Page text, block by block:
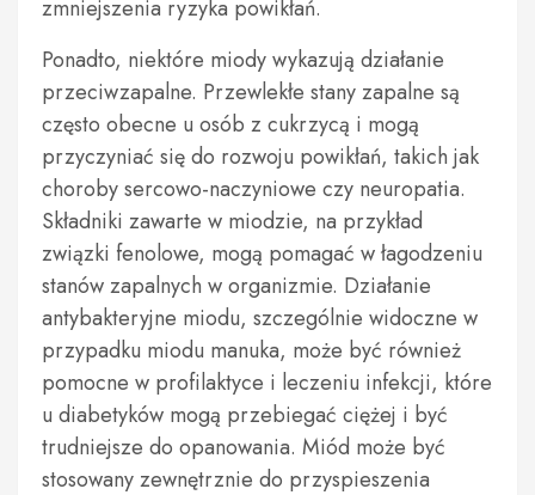
zmniejszenia ryzyka powikłań.
Ponadto, niektóre miody wykazują działanie
przeciwzapalne. Przewlekłe stany zapalne są
często obecne u osób z cukrzycą i mogą
przyczyniać się do rozwoju powikłań, takich jak
choroby sercowo-naczyniowe czy neuropatia.
Składniki zawarte w miodzie, na przykład
związki fenolowe, mogą pomagać w łagodzeniu
stanów zapalnych w organizmie. Działanie
antybakteryjne miodu, szczególnie widoczne w
przypadku miodu manuka, może być również
pomocne w profilaktyce i leczeniu infekcji, które
u diabetyków mogą przebiegać ciężej i być
trudniejsze do opanowania. Miód może być
stosowany zewnętrznie do przyspieszenia